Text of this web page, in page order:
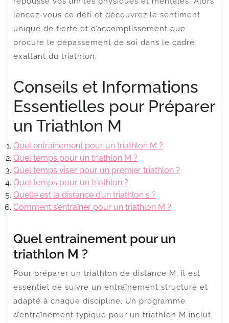
lancez-vous ce défi et découvrez le sentiment
unique de fierté et d’accomplissement que
procure le dépassement de soi dans le cadre
exaltant du triathlon.
Conseils et Informations
Essentielles pour Préparer
un Triathlon M
Quel entrainement pour un triathlon M ?
Quel temps pour un triathlon M ?
Quel temps viser pour un premier triathlon ?
Quel temps pour un triathlon ?
Quelle est la distance d’un triathlon s ?
Comment s’entraîner pour un triathlon M ?
Quel entrainement pour un
triathlon M ?
Pour préparer un triathlon de distance M, il est
essentiel de suivre un entraînement structuré et
adapté à chaque discipline. Un programme
d’entraînement typique pour un triathlon M inclut